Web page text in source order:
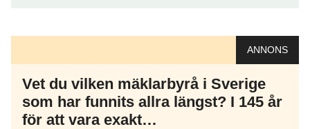
ANNONS
Vet du vilken mäklarbyrå i Sverige
som har funnits allra längst? I 145 år
för att vara exakt…